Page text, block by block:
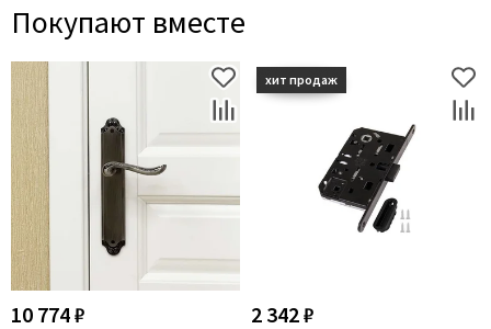
Покупают вместе
10 774 ₽ 2 342 ₽